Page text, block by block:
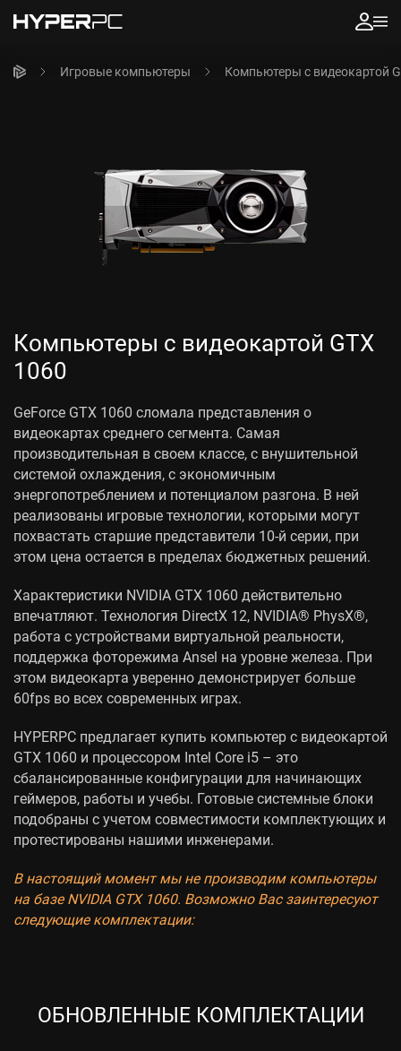
Игровые компьютеры Компьютеры с видеокартой
Компьютеры с видеокартой GTX
1060
GeForce GTX 1060 сломала представления о
видеокартах среднего сегмента. Самая
производительная в своем классе, с внушительной
системой охлаждения, с экономичным
энергопотреблением и потенциалом разгона. В ней
реализованы игровые технологии, которыми могут
похвастать старшие представители 10-й серии, при
этом цена остается в пределах бюджетных решений.
Характеристики NVIDIA GTX 1060 действительно
впечатляют. Технология DirectX 12, NVIDIA® PhysX®,
работа с устройствами виртуальной реальности,
поддержка фоторежима Ansel на уровне железа. При
этом видеокарта уверенно демонстрирует больше
60fps во всех современных играх.
HYPERPC предлагает купить компьютер с видеокартой
GTX 1060 и процессором Intel Core i5 – это
сбалансированные конфигурации для начинающих
геймеров, работы и учебы. Готовые системные блоки
подобраны с учетом совместимости комплектующих и
протестированы нашими инженерами.
В настоящий момент мы не производим компьютеры
на базе NVIDIA GTX 1060. Возможно Вас заинтересуют
следующие комплектации:
ОБНОВЛЕННЫЕ КОМПЛЕКТАЦИИ